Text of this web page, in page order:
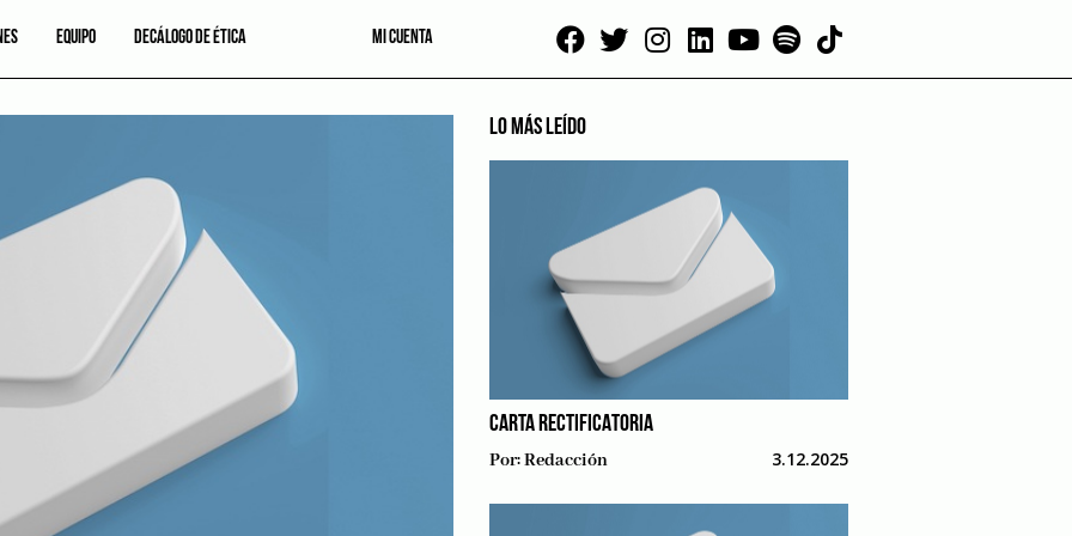
EQUIPO DECÁLOGO DE ÉTICA MI CUENTA
LO MÁS LEÍDO
CARTA RECTIFICATORIA
Por:Redacción 3.12.2025